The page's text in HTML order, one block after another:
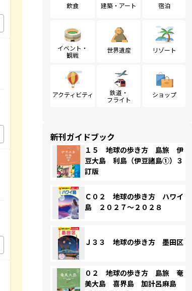
飲食 建築・アート 宿泊
イベント・
観戦
世界遺産 リゾート
アクティビティ
鉄道・
フライト
ショップ
新刊ガイドブック
１５ 地球の歩き方 島旅 伊
豆大島 利島（伊豆諸島①）３
訂版
Ｃ０２ 地球の歩き方 ハワイ
島 ２０２７～２０２８
Ｊ３３ 地球の歩き方 墨田区
０２ 地球の歩き方 島旅 奄
美大島 喜界島 加計呂麻島